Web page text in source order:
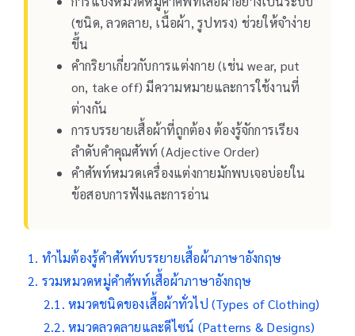
(ชนิด, ลวดลาย, เนื้อผ้า, รูปทรง) ช่วยให้จำง่าย
ขึ้น
คำกริยาเกี่ยวกับการแต่งกาย (เช่น wear, put
on, take off) มีความหมายและการใช้งานที่
ต่างกัน
การบรรยายเสื้อผ้าที่ถูกต้อง ต้องรู้จักการเรียง
ลำดับคำคุณศัพท์ (Adjective Order)
คำศัพท์หมวดเครื่องแต่งกายมักพบเจอบ่อยใน
ข้อสอบการฟังและการอ่าน
ทำไมต้องรู้คำศัพท์บรรยายเสื้อผ้าภาษาอังกฤษ
รวมหมวดหมู่คำศัพท์เสื้อผ้าภาษาอังกฤษ
หมวดชนิดของเสื้อผ้าทั่วไป (Types of Clothing)
หมวดลวดลายและดีไซน์ (Patterns & Designs)